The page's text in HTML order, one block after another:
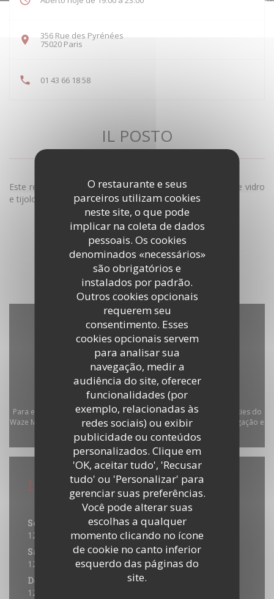
O restaurante e seus
parceiros utilizam cookies
neste site, o que pode
implicar na coleta de dados
pessoais. Os cookies
denominados «necessários»
são obrigatórios e
instalados por padrão.
Outros cookies opcionais
requerem seu
consentimento. Esses
cookies opcionais servem
para analisar sua
navegação, medir a
audiência do site, oferecer
funcionalidades (por
exemplo, relacionadas às
redes sociais) ou exibir
publicidade ou conteúdos
personalizados. Clique em
'OK, aceitar tudo', 'Recusar
tudo' ou 'Personalizar' para
gerenciar suas preferências.
Você pode alterar suas
escolhas a qualquer
momento clicando no ícone
de cookie no canto inferior
esquerdo das páginas do
site.
356 Rue des Pyrénées
75020 Paris ((abre numa nova janela))
01 43 66 18 58
IL POSTO
Este restaurante industrial de estilo loft, com telhados de vidro
e tijolos expostos, oferece cozinha italiana.
DESCUBRA A ÁREA
Para exibir o mapa interativo do Waze, você deve aceitar os cookies do
Waze Map (Google). Esses cookies podem coletar dados de navegação e
localização. Autorizar
Informações gerais
Horário de abertura
Seg
12:00 - 14:30 • 19:00 - 23:00
Sábado
12:00 - 15:00 • 18:45 - 23:00
Domingo
12:00 - 15:00